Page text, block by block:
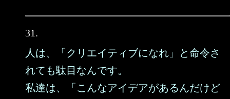
31.
人は、「クリエイティブになれ」と命令さ
れても駄目なんです。
私達は、「こんなアイデアがあるんだけど